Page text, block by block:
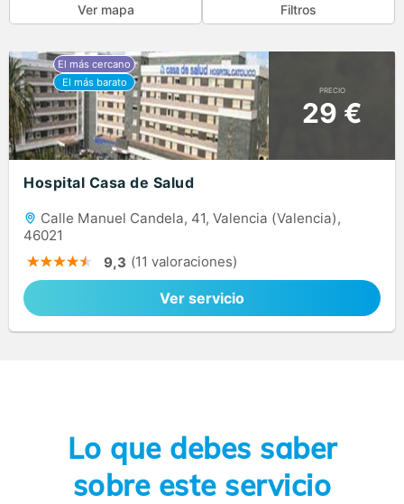
Ver mapa Filtros
PRECIO
29 €
Hospital Casa de Salud
Calle Manuel Candela, 41, Valencia (Valencia),
46021
9,3 (11 valoraciones)
Ver servicio
Lo que debes saber
sobre este servicio